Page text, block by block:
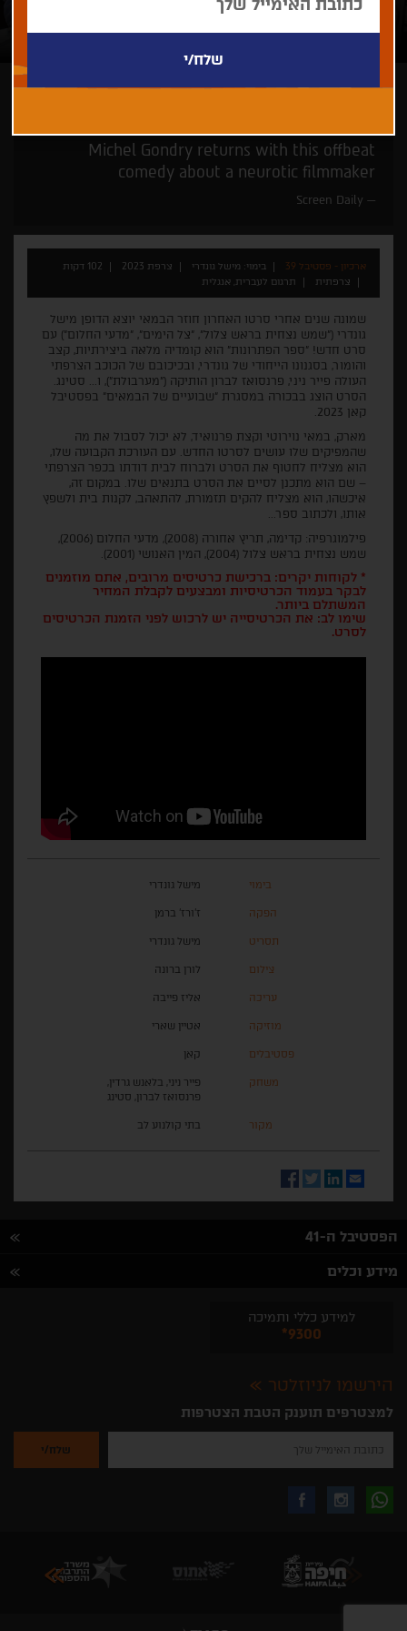
Michel Gondry returns with this offbeat
comedy about a neurotic filmmaker
Screen Daily
ארכיון - פסטיבל 39 בימוי: מישל גונדרי צרפת 2023
102 דקות
צרפתית
תרגום לעברית, אנגלית
שמונה שנים אחרי סרטו האחרון חוזר הבמאי יוצא הדופן מישל
גונדרי ("שמש נצחית בראש צלול", "צל הימים", "מדעי החלום") עם
סרט חדש! "ספר הפתרונות" הוא קומדיה מלאה ביצירתיות, קצב
והומור, בסגנונו הייחודי של גונדרי, ובכיכובם של הכוכב הצרפתי
העולה פייר ניני, פרנסואז לברון הותיקה ("מערבולת"), ו... סטינג.
הסרט הוצג בבכורה במסגרת "שבועיים של הבמאים" בפסטיבל
קאן 2023.
מארק, במאי נוירוטי וקצת פרנואיד, לא יכול לסבול את מה
שהמפיקים שלו עושים לסרטו החדש. עם העורכת הקבועה שלו,
הוא מצליח לחטוף את הסרט ולברוח לבית דודתו בכפר הצרפתי
– שם הוא מתכנן לסיים את הסרט בתנאים שלו. במקום זה,
איכשהו, הוא מצליח להקים תזמורת, להתאהב, לקנות בית ולשפץ
אותו, ולכתוב ספר...
פילמוגרפיה: קדימה, תריץ אחורה (2008), מדעי החלום (2006),
שמש נצחית בראש צלול (2004), המין האנושי (2001).
* לקוחות יקרים: ברכישת כרטיסים מרובים, אתם מוזמנים
לבקר בעמוד הכרטיסיות ומבצעים לקבלת המחיר
המשתלם ביותר.
שימו לב: את הכרטיסייה יש לרכוש לפני הזמנת הכרטיסים
לסרט.
בימוי מישל גונדרי
הפקה ז'ורז' ברמן
תסריט מישל גונדרי
צילום לורן ברונה
עריכה אליז פייבה
מוזיקה אטיין שארי
פסטיבלים קאן
משחק
פייר ניני, בלאנש גרדין,
פרנסואז לברון, סטינג
מקור בתי קולנוע לב
Email
LinkedIn
Twitter
Facebook
הפסטיבל ה-41
מידע וכלים
למידע כללי ותמיכה
*9300
הירשמו לניוזלטר
למצטרפים תוענק הטבת הצטרפות
להזין
שלך
לקבלת
באינסטגרם
עקבו
בפייסבוק